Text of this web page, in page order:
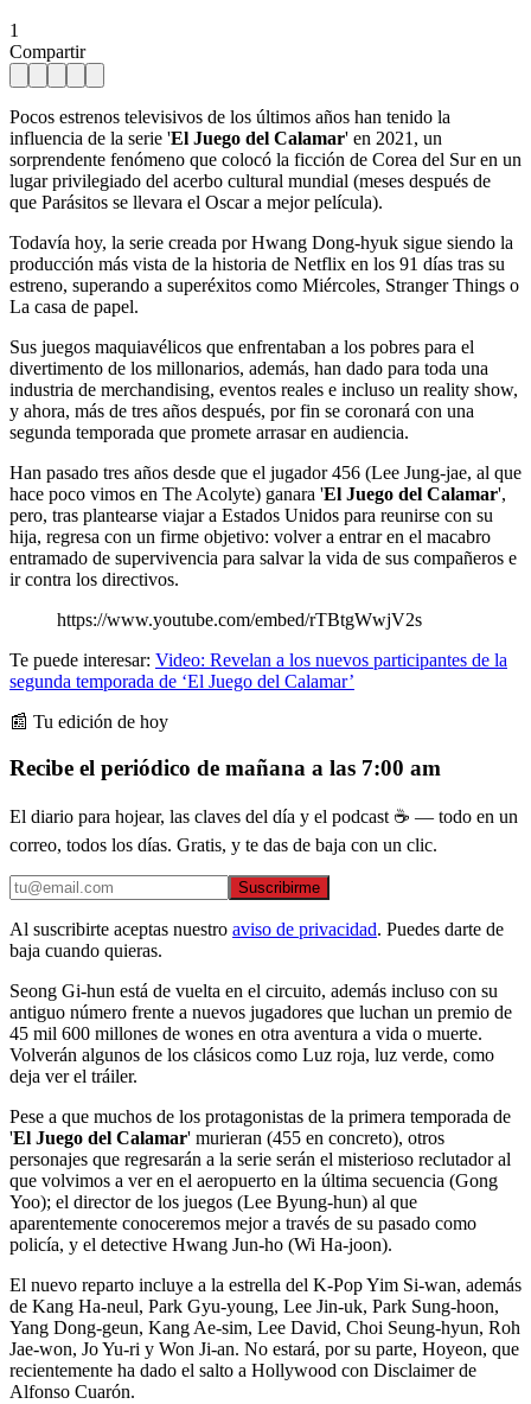
1
Compartir
Pocos estrenos televisivos de los últimos años han tenido la
influencia de la serie 'El Juego del Calamar' en 2021, un
sorprendente fenómeno que colocó la ficción de Corea del Sur en un
lugar privilegiado del acerbo cultural mundial (meses después de
que Parásitos se llevara el Oscar a mejor película).
Todavía hoy, la serie creada por Hwang Dong-hyuk sigue siendo la
producción más vista de la historia de Netflix en los 91 días tras su
estreno, superando a superéxitos como Miércoles, Stranger Things o
La casa de papel.
Sus juegos maquiavélicos que enfrentaban a los pobres para el
divertimento de los millonarios, además, han dado para toda una
industria de merchandising, eventos reales e incluso un reality show,
y ahora, más de tres años después, por fin se coronará con una
segunda temporada que promete arrasar en audiencia.
Han pasado tres años desde que el jugador 456 (Lee Jung-jae, al que
hace poco vimos en The Acolyte) ganara 'El Juego del Calamar',
pero, tras plantearse viajar a Estados Unidos para reunirse con su
hija, regresa con un firme objetivo: volver a entrar en el macabro
entramado de supervivencia para salvar la vida de sus compañeros e
ir contra los directivos.
https://www.youtube.com/embed/rTBtgWwjV2s
Te puede interesar: Video: Revelan a los nuevos participantes de la
segunda temporada de ‘El Juego del Calamar’
📰 Tu edición de hoy
Recibe el periódico de mañana a las 7:00 am
El diario para hojear, las claves del día y el podcast ☕ — todo en un
correo, todos los días. Gratis, y te das de baja con un clic.
Suscribirme
Al suscribirte aceptas nuestro aviso de privacidad. Puedes darte de
baja cuando quieras.
Seong Gi-hun está de vuelta en el circuito, además incluso con su
antiguo número frente a nuevos jugadores que luchan un premio de
45 mil 600 millones de wones en otra aventura a vida o muerte.
Volverán algunos de los clásicos como Luz roja, luz verde, como
deja ver el tráiler.
Pese a que muchos de los protagonistas de la primera temporada de
'El Juego del Calamar' murieran (455 en concreto), otros
personajes que regresarán a la serie serán el misterioso reclutador al
que volvimos a ver en el aeropuerto en la última secuencia (Gong
Yoo); el director de los juegos (Lee Byung-hun) al que
aparentemente conoceremos mejor a través de su pasado como
policía, y el detective Hwang Jun-ho (Wi Ha-joon).
El nuevo reparto incluye a la estrella del K-Pop Yim Si-wan, además
de Kang Ha-neul, Park Gyu-young, Lee Jin-uk, Park Sung-hoon,
Yang Dong-geun, Kang Ae-sim, Lee David, Choi Seung-hyun, Roh
Jae-won, Jo Yu-ri y Won Ji-an. No estará, por su parte, Hoyeon, que
recientemente ha dado el salto a Hollywood con Disclaimer de
Alfonso Cuarón.